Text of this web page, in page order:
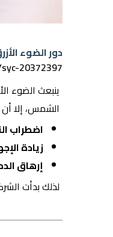
دور الضوء
20372397
ينبعث الضوء
الشمس، إلا
اضطراب
زيادة
إرهاق
لذلك بدأت